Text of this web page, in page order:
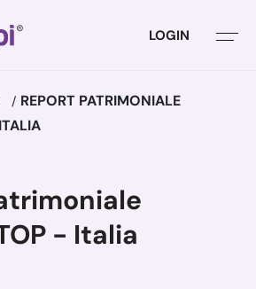
LOGIN
REPORT PATRIMONIALE
- Italia